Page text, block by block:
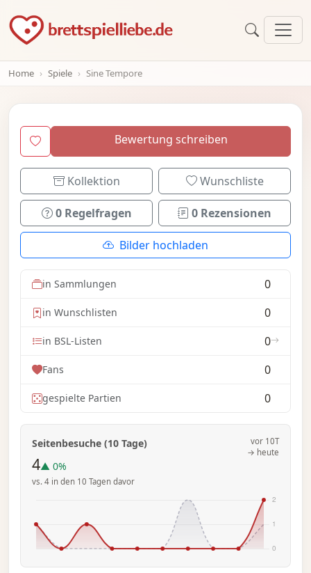
Home Spiele Sine Tempore
Bewertung schreiben
Kollektion Wunschliste
0 Regelfragen 0 Rezensionen
Bilder hochladen
in Sammlungen 0
in Wunschlisten 0
in BSL-Listen 0
Fans 0
gespielte Partien 0
Seitenbesuche (10 Tage)
4▲ 0%
vs. 4 in den 10 Tagen davor
vor 10T
→ heute